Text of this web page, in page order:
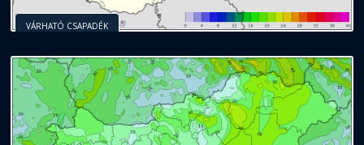
VÁRHATÓ CSAPADÉK